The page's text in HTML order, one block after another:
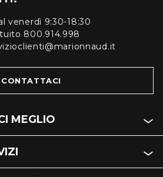
venerdì 9:30-18:30
800.914.998
CONTATTACI
MEGLIO